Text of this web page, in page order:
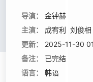
导演：
金钟赫
主演：
成宥利 刘俊相
更新：
2025-11-30
备注：
已完结
语言：
韩语